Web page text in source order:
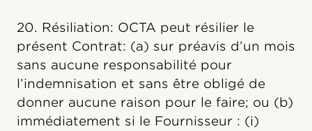
20. Résiliation: OCTA peut résilier le
présent Contrat: (a) sur préavis d’un mois
sans aucune responsabilité pour
l’indemnisation et sans être obligé de
donner aucune raison pour le faire; ou (b)
immédiatement si le Fournisseur : (i)